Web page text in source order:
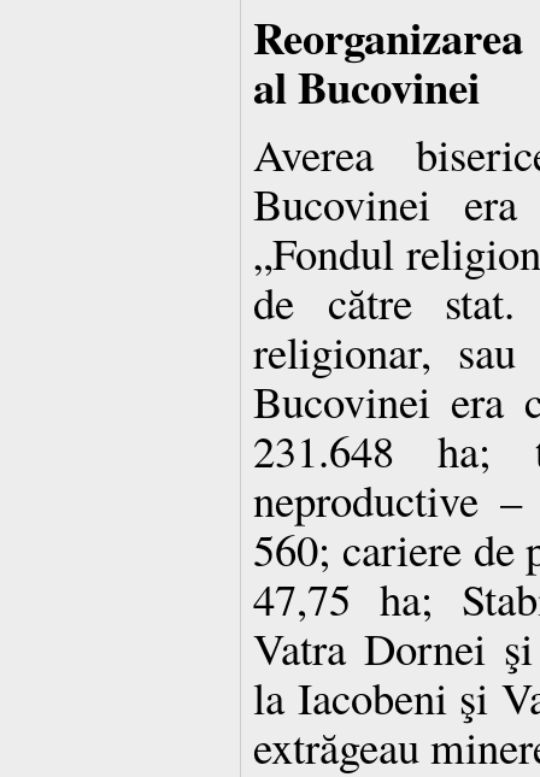
al Bucovinei
Averea
Bucovinei
„Fondul
de către stat.
religionar,
Bucovinei era
231.648 ha;
neproductive
560; cariere de
47,75 ha;
Vatra Dornei
la Iacobeni şi
extrăgeau